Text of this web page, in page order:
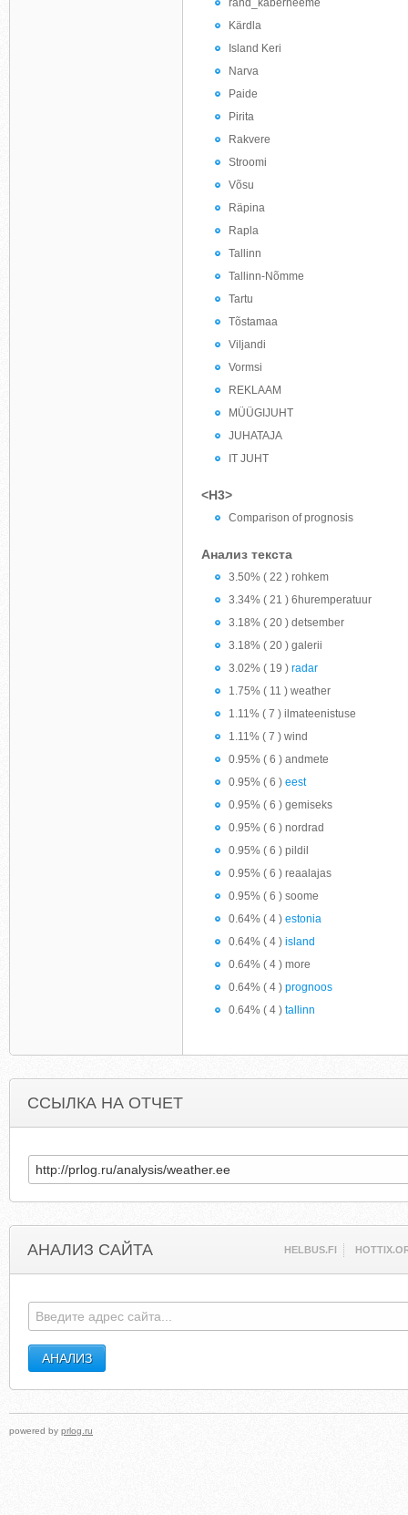
rand_kaberneeme
Kärdla
Island Keri
Narva
Paide
Pirita
Rakvere
Stroomi
Võsu
Räpina
Rapla
Tallinn
Tallinn-Nõmme
Tartu
Tõstamaa
Viljandi
Vormsi
REKLAAM
MÜÜGIJUHT
JUHATAJA
IT JUHT
<H3>
Comparison of prognosis
Анализ текста
3.50% ( 22 ) rohkem
3.34% ( 21 ) 6huremperatuur
3.18% ( 20 ) detsember
3.18% ( 20 ) galerii
3.02% ( 19 ) radar
1.75% ( 11 ) weather
1.11% ( 7 ) ilmateenistuse
1.11% ( 7 ) wind
0.95% ( 6 ) andmete
0.95% ( 6 ) eest
0.95% ( 6 ) gemiseks
0.95% ( 6 ) nordrad
0.95% ( 6 ) pildil
0.95% ( 6 ) reaalajas
0.95% ( 6 ) soome
0.64% ( 4 ) estonia
0.64% ( 4 ) island
0.64% ( 4 ) more
0.64% ( 4 ) prognoos
0.64% ( 4 ) tallinn
ССЫЛКА НА ОТЧЕТ
АНАЛИЗ САЙТА HELBUS.FI
powered by prlog.ru